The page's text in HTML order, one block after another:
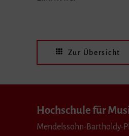
Zur Übersicht
Hochschule für
Mendelssohn-Bartholdy-